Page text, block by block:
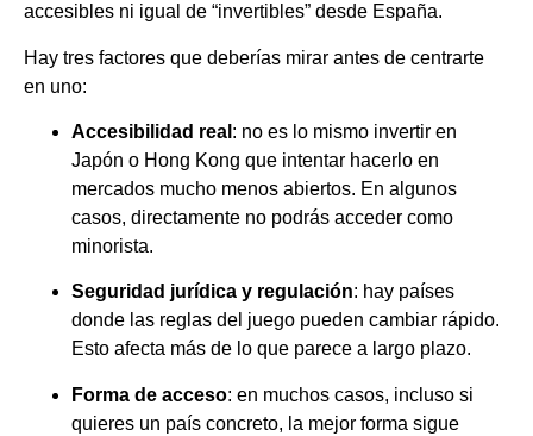
accesibles ni igual de “invertibles” desde España.
Hay tres factores que deberías mirar antes de centrarte
en uno:
Accesibilidad real : no es lo mismo invertir en
Japón o Hong Kong que intentar hacerlo en
mercados mucho menos abiertos. En algunos
casos, directamente no podrás acceder como
minorista.
Seguridad jurídica y regulación: hay países
donde las reglas del juego pueden cambiar rápido.
Esto afecta más de lo que parece a largo plazo.
Forma de acceso: en muchos casos, incluso si
quieres un país concreto, la mejor forma sigue